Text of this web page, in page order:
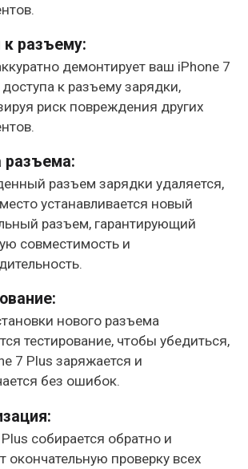
к разъему:
демонтирует ваш iPhone 7
к разъему зарядки,
риск повреждения других
разъема:
разъем зарядки удаляется,
устанавливается новый
разъем, гарантирующий
совместимость и
нового разъема
тестирование, чтобы убедиться,
7 Plus заряжается и
без ошибок.
собирается обратно и
окончательную проверку всех